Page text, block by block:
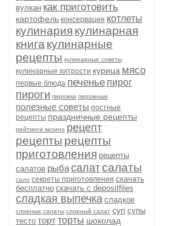
вулкан как приготовить
картофель консервация котлеты
кулинария кулинарная
книга кулинарные
рецепты кулинарные советы
кулинарные хитрости курица мясо
первые блюда печенье пирог
пироги пирожки пирожные
полезные советы постные
рецепты праздничные рецепты
рейтинги казино рецепт
рецепты рецепты
приготовления рецепты
салатов рыбасалатсалаты
сало секреты приготовления скачать
бесплатно скачать с depositfiles
сладкая выпечка сладкое
слоеные салаты слоеный салат суп супы
тесто тортторты шоколад